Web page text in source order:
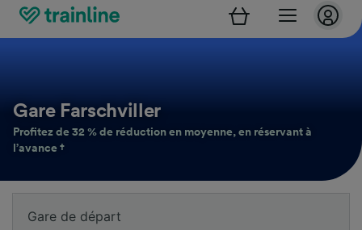
Gare Farschviller
Profitez de 32 % de réduction en moyenne, en réservant à
l’avance †